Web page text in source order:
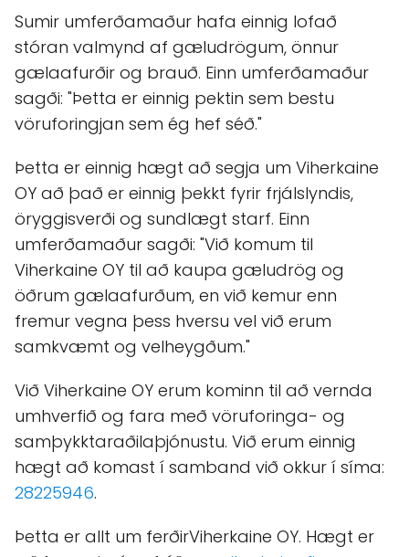
Sumir umferðamaður hafa einnig lofað
stóran valmynd af gæludrögum, önnur
gælaafurðir og brauð. Einn umferðamaður
sagði: "Þetta er einnig pektin sem bestu
vöruforingjan sem ég hef séð."
Þetta er einnig hægt að segja um Viherkaine
OY að það er einnig þekkt fyrir frjálslyndis,
öryggisverði og sundlægt starf. Einn
umferðamaður sagði: "Við komum til
Viherkaine OY til að kaupa gæludrög og
öðrum gælaafurðum, en við kemur enn
fremur vegna þess hversu vel við erum
samkvæmt og velheygðum."
Við Viherkaine OY erum kominn til að vernda
umhverfið og fara með vöruforinga- og
samþykktaraðilaþjónustu. Við erum einnig
hægt að komast í samband við okkur í síma:
28225946.
Þetta er allt um ferðirViherkaine OY. Hægt er